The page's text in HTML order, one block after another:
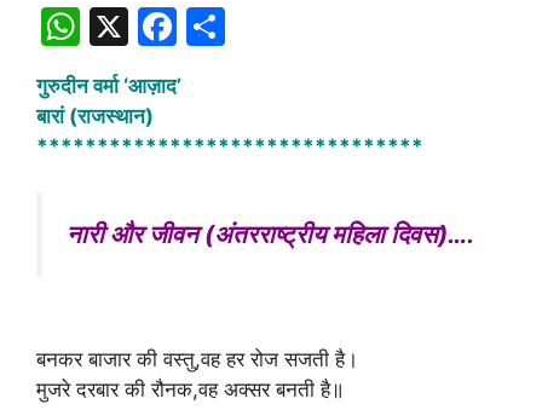
W
at
s
p
p
X
F
c
e
o
o
e
गुरुदीन वर्मा ‘आज़ाद’
बारां (राजस्थान)
********************************
नारी और जीवन (अंतरराष्ट्रीय महिला दिवस)….
बनकर बाजार की वस्तु,वह हर रोज सजती है।
मुजरे दरबार की रौनक,वह अक्सर बनती है॥